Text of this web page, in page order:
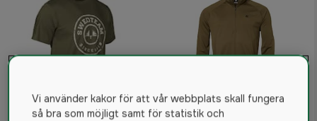
Vi använder kakor för att vår webbplats skall fungera
så bra som möjligt samt för statistik och